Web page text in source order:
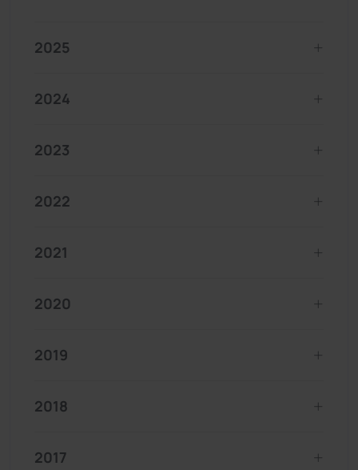
2025
2024
2023
2022
2021
2020
2019
2018
2017